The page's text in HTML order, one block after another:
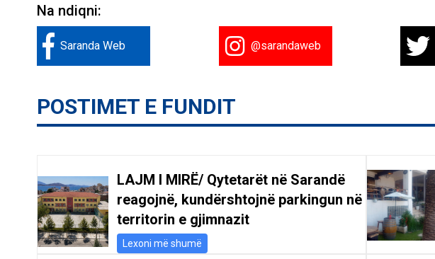
Na ndiqni:
Saranda Web @sarandaweb
POSTIMET E FUNDIT
LAJM I MIRË/ Qytetarët në Sarandë
reagojnë, kundërshtojnë parkingun në
territorin e gjimnazit
Lexoni më shumë